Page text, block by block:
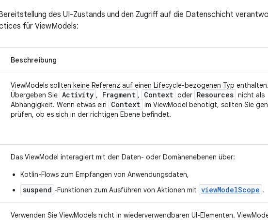
des UI-Zustands und den Zugriff auf die Datenschicht
für ViewModels:
Beschreibung
ViewModels sollten keine Referenz auf einen Lifecycle-bezogenen Typ enthalten.
Übergeben Sie Activity , Fragment , Context oder Resources nicht als
Abhängigkeit. Wenn etwas ein
Context im ViewModel benötigt, sollten Sie
prüfen, ob es sich in der richtigen Ebene befindet.
Das ViewModel interagiert mit den Daten- oder Domänenebenen über:
Kotlin-Flows zum Empfangen von Anwendungsdaten,
suspend -Funktionen zum Ausführen von Aktionen mit viewModelScope .
Verwenden Sie ViewModels nicht in wiederverwendbaren UI-Elementen.